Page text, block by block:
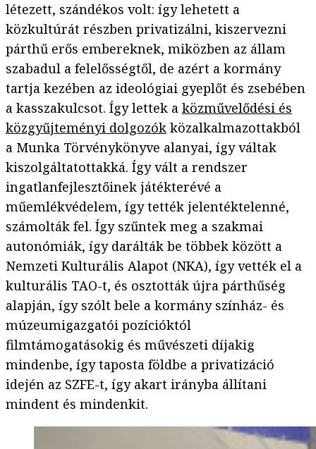
létezett, szándékos volt: így lehetett a
közkultúrát részben privatizálni, kiszervezni
párthű erős embereknek, miközben az állam
szabadul a felelősségtől, de azért a kormány
tartja kezében az ideológiai gyeplőt és zsebében
a kasszakulcsot. Így lettek a közművelődési és
közgyűjteményi dolgozók közalkalmazottakból
a Munka Törvénykönyve alanyai, így váltak
kiszolgáltatottakká. Így vált a rendszer
ingatlanfejlesztőinek játékterévé a
műemlékvédelem, így tették jelentéktelenné,
számolták fel. Így szűntek meg a szakmai
autonómiák, így darálták be többek között a
Nemzeti Kulturális Alapot (NKA), így vették el a
kulturális TAO-t, és osztották újra párthűség
alapján, így szólt bele a kormány színház- és
múzeumigazgatói pozícióktól
filmtámogatásokig és művészeti díjakig
mindenbe, így taposta földbe a privatizáció
idején az SZFE-t, így akart irányba állítani
mindent és mindenkit.